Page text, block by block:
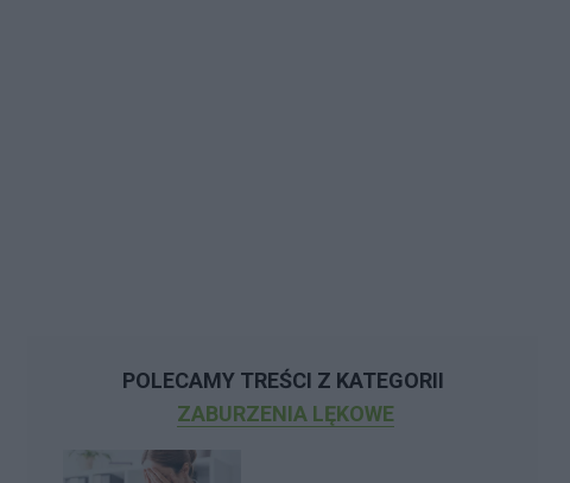
POLECAMY TREŚCI Z KATEGORII
ZABURZENIA LĘKOWE